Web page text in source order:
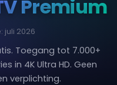
Premium
juli 2026
Toegang tot 7.000+
in 4K Ultra HD. Geen
verplichting.